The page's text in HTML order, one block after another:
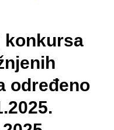
konkursa
određeno